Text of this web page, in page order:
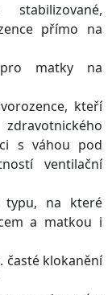
přímo na
matky na
kteří
s váhou pod
ventilační
typu, na které
a matkou i
časté klokanění